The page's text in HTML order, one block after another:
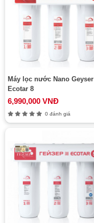
Máy lọc nước Nano Geyser
Ecotar 8
6,990,000 VNĐ
0 đánh giá